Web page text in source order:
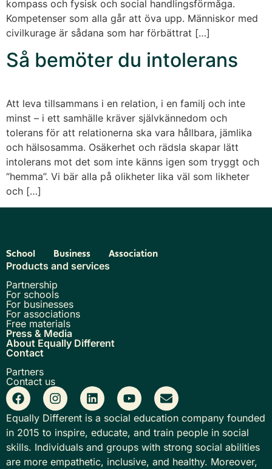
kompass och fysisk och social handlingsförmåga.
Kompetenser som alla går att öva upp. Människor med
civilkurage är sådana som har förbättrat […]
Så bemöter du intolerans
Att leva tillsammans i en relation, i en familj och inte
minst – i ett samhälle kräver självkännedom och
tolerans för att relationerna ska vara hållbara, jämlika
och hälsosamma. Osäkerhet och rädsla skapar lätt
intolerans mot det som inte känns igen som tryggt och
“hemma”. Vi bär alla på olikheter lika väl som likheter
och […]
School Business Association
Products and services
Partnership
For schools
For businesses
For associations
Free materials
Press & Media
About Equally Different
Contact
Partners
Contact us
Equally Different is a social education company founded
in 2015 to inspire, educate, and train people in social
skills. Individuals and groups with strong social abilities
are more empathetic, inclusive, and healthy. Moreover,